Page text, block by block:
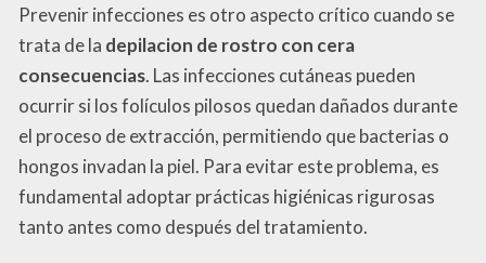
Prevenir infecciones es otro aspecto crítico cuando se
trata de la depilacion de rostro con cera
consecuencias. Las infecciones cutáneas pueden
ocurrir si los folículos pilosos quedan dañados durante
el proceso de extracción, permitiendo que bacterias o
hongos invadan la piel. Para evitar este problema, es
fundamental adoptar prácticas higiénicas rigurosas
tanto antes como después del tratamiento.